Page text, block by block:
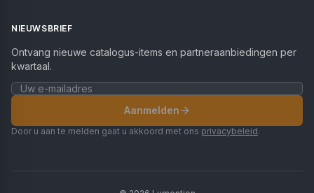
NIEUWSBRIEF
Ontvang nieuwe catalogus-items en partneraanbiedingen per
kwartaal.
Aanmelden
Door u aan te melden gaat u akkoord met ons privacybeleid.